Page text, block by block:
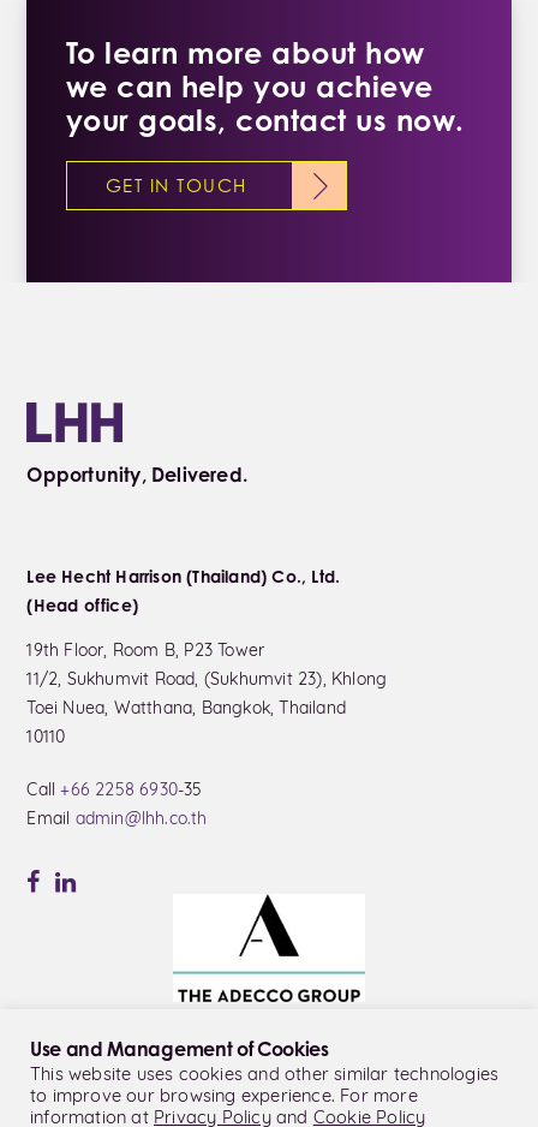
To learn more about how
we can help you achieve
your goals, contact us now.
GET IN TOUCH
Opportunity, Delivered.
Lee Hecht Harrison (Thailand) Co., Ltd.
(Head office)
19th Floor, Room B, P23 Tower
11/2, Sukhumvit Road, (Sukhumvit 23), Khlong
Toei Nuea, Watthana, Bangkok, Thailand
10110
Call+66 2258 6930-35
Email admin@lhh.co.th
© LHH Thailand Co., Ltd.
Use and Management of Cookies
This website uses cookies and other similar technologies
to improve our browsing experience. For more
information at Privacy Policyand Cookie Policy